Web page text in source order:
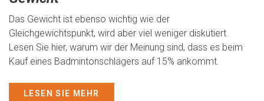
Das Gewicht ist ebenso wichtig wie der
Gleichgewichtspunkt, wird aber viel weniger diskutiert.
Lesen Sie hier, warum wir der Meinung sind, dass es beim
Kauf eines Badmintonschlägers auf 15% ankommt.
LESEN SIE MEHR